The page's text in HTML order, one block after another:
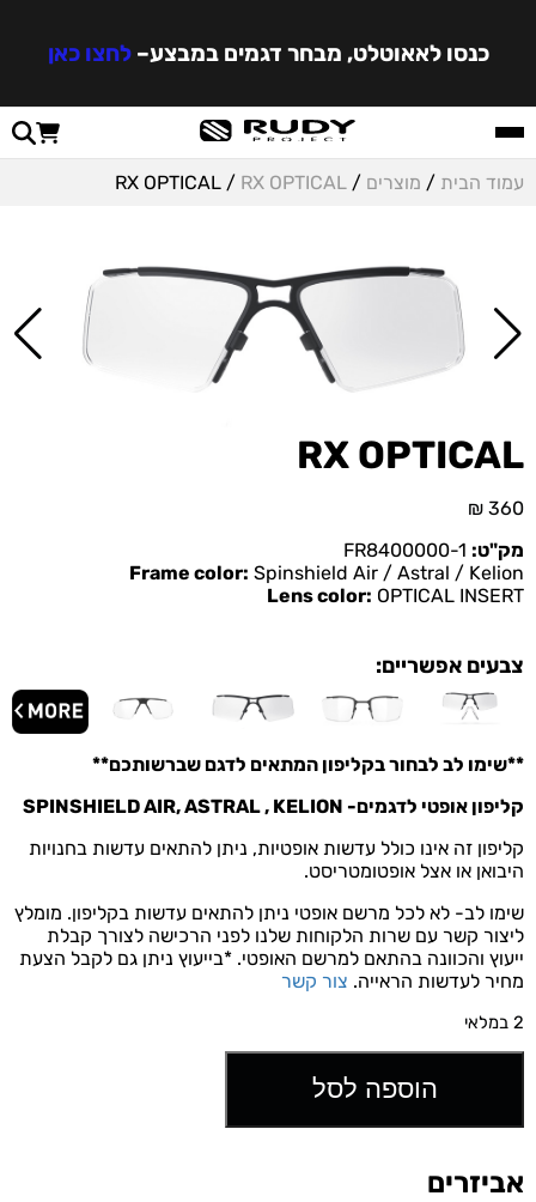
כנסו לאאוטלט, מבחר דגמים במבצע–לחצו כאן
עמוד הבית / מוצרים /
RX OPTICAL
/ RX OPTICAL
RX OPTICAL
₪ 360
מק"ט:
Frame color: Spinshield Air / Astral / Kelion
Lens color: OPTICAL INSERT
צבעים אפשריים:
**שימו לב לבחור בקליפון המתאים לדגם שברשותכם**
קליפון אופטי לדגמים- SPINSHIELD AIR, ASTRAL , KELION
קליפון זה אינו כולל עדשות אופטיות, ניתן להתאים עדשות בחנויות
היבואן או אצל אופטומטריסט.
שימו לב- לא לכל מרשם אופטי ניתן להתאים עדשות בקליפון. מומלץ
ליצור קשר עם שרות הלקוחות שלנו לפני הרכישה לצורך קבלת
ייעוץ והכוונה בהתאם למרשם האופטי. *בייעוץ ניתן גם לקבל הצעת
מחיר לעדשות הראייה. צור קשר
2 במלאי
הוספה לסל
אביזרים